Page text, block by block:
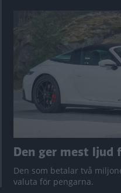
Den ger mest ljud
Den som betalar två
valuta för pengarna.